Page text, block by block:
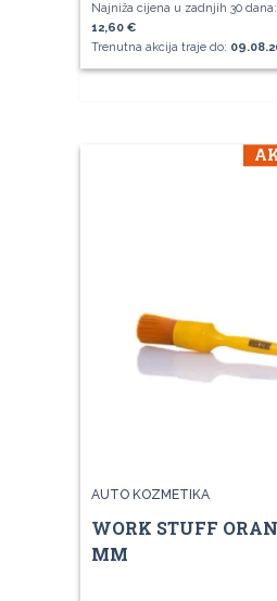
Najniža cijena u zadnjih 30 dana:
12,60 €
Trenutna akcija traje do:
AUTO KOZMETIKA
WORK STUFF
MM